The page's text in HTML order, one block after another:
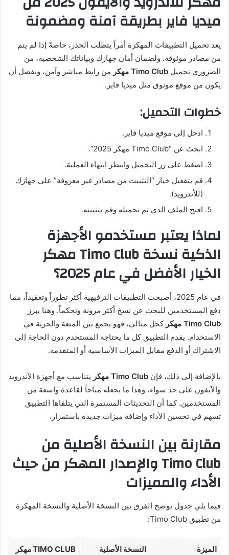
ميديا فاير بطريقة آمنة ومضمونة
يعد تحميل التطبيقات المهكرة أمراً يتطلب الحذر، خاصةً إذا لم يتم
من مصادر موثوقة. ولضمان أمان جهازك وبياناتك الشخصية، من
الضروري تحميل Timo Club مهكر
من رابط مباشر وآمن، ويفضل أن
يكون من موقع موثوق مثل ميديا فاير.
خطوات التحميل:
ادخل إلى موقع ميديا فاير.
ابحث عن “Timo Club مهكر 2025”.
اضغط على زر التحميل وانتظر انتهاء العملية.
قم بتفعيل خيار “التثبيت من مصادر غير معروفة” على جهازك
(للأندرويد).
افتح الملف الذي تم تحميله وقم بتثبيته.
لماذا يعتبر مستخدمو الأجهزة
الذكية نسخة Timo Club مهكر
الخيار الأفضل في عام 2025؟
في عام 2025، أصبحت التطبيقات الترفيهية أكثر تطوراً وتعقيداً، مما
دفع المستخدمين للبحث عن نسخ أكثر مرونة وتحكماً. وهنا يبرز
Timo Club مهكر
كحل مثالي، فهو يجمع بين المتعة والحرية في
الاستخدام. يقدم التطبيق كل ما يحتاجه المستخدم دون الحاجة إلى
الاشتراك أو الدفع مقابل الميزات الأساسية أو المتقدمة.
بالإضافة إلى ذلك، فإن Timo Club مهكر
يتناسب مع أجهزة الأندرويد
والآيفون على حد سواء، وهذا ما يجعله متاحاً لقاعدة واسعة من
المستخدمين. كما أن التحديثات المستمرة التي يتلقاها التطبيق
تسهم في تحسين الأداء وإضافة ميزات جديدة باستمرار.
مقارنة بين النسخة الأصلية من
Timo Club والإصدار المهكر من حيث
الأداء والمميزات
فيما يلي جدول يوضح الفرق بين النسخة الأصلية والنسخة المهكرة
من تطبيق Timo Club:
الميزة النسخة الأصلية TIMO CLUB مهكر